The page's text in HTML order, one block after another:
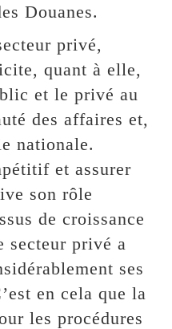
Douanes.
privé,
quant à elle,
et le privé au
des affaires et,
nationale.
et assurer
son rôle
de croissance
secteur privé a
ses
en cela que la
les procédures